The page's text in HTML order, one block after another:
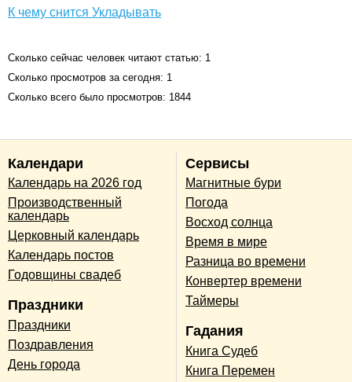
К чему снится Укладывать
Сколько сейчас человек читают статью: 1
Сколько просмотров за сегодня: 1
Сколько всего было просмотров: 1844
Календари
Календарь на 2026 год
Производственный
календарь
Церковный календарь
Календарь постов
Годовщины свадеб
Праздники
Праздники
Поздравления
День города
Сервисы
Магнитные бури
Погода
Восход солнца
Время в мире
Разница во времени
Конвертер времени
Таймеры
Гадания
Книга Судеб
Книга Перемен